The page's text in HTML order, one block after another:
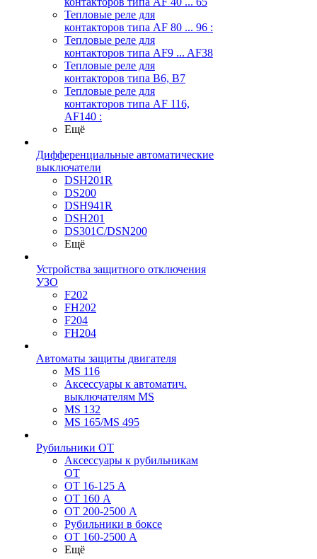
Тепловые реле для
контакторов типа AF 80 ... 96 :
Тепловые реле для
контакторов типа AF9 ... AF38
Тепловые реле для
контакторов типа В6, В7
Тепловые реле для
контакторов типа AF 116,
AF140 :
Ещё
Дифференциальные автоматические
выключатели
DSH201R
DS200
DSH941R
DSH201
DS301C/DSN200
Ещё
Устройства защитного отключения
УЗО
F202
FH202
F204
FH204
Автоматы защиты двигателя
MS 116
Аксессуары к автоматич.
выключателям MS
MS 132
MS 165/MS 495
Рубильники ОТ
Аксессуары к рубильникам
OT
OT 16-125 А
OT 160 А
OT 200-2500 А
Рубильники в боксе
OT 160-2500 А
Ещё